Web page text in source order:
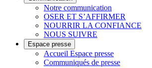
Notre communication
OSER ET S’AFFIRMER
NOURRIR LA CONFIANCE
NOUS SUIVRE
Espace presse
Accueil Espace presse
Communiqués de presse